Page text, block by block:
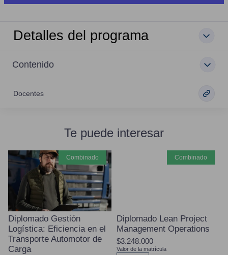
Detalles del programa
Contenido
Docentes
Te puede interesar
combinado
Diplomado Gestión
Logística: Eficiencia en el
Transporte Automotor de
Carga
combinado
Diplomado Lean Project
Management Operations
$3.248.000
Valor de la matrícula